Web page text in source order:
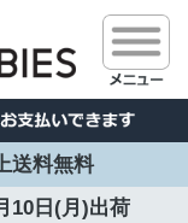
送料無料
10日(月)出荷